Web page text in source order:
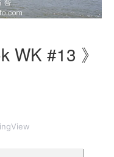
WK #13 》